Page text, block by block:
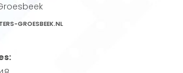
GROESBEEK.NL